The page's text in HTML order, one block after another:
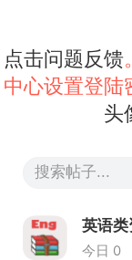
点击问题反馈
中心设置登陆
头
英语类
今日 0